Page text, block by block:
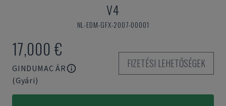
V4
NL-EDM-GFX-2007-00001
17,000 €
GINDUMAC ÁR
(Gyári)
FIZETÉSI LEHETŐSÉGEK